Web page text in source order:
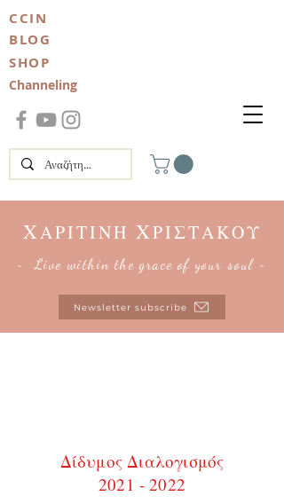
ΧΑΡΙΤΙΝΗ ΧΡΙΣΤΑΚΟΥ
~ Live within the grace of your soul ~
Newsletter subscribe
CCIN
BLOG
SHOP
Channeling
Δίδυμος Διαλογισμός
2021 - 2022